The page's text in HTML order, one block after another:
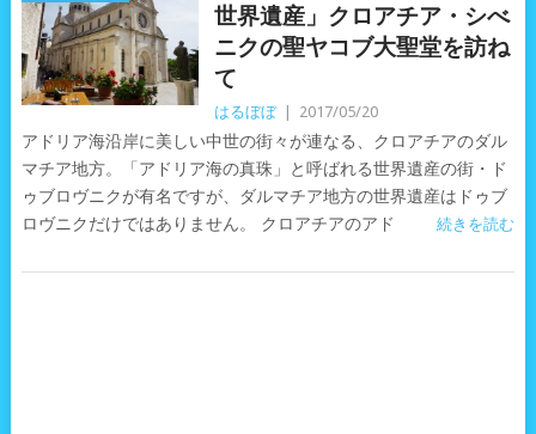
世界遺産」クロアチア・シべ
ニクの聖ヤコブ大聖堂を訪ね
て
はるぼぼ 2017/05/20
アドリア海沿岸に美しい中世の街々が連なる、クロアチアのダル
マチア地方。「アドリア海の真珠」と呼ばれる世界遺産の街・ド
ゥブロヴニクが有名ですが、ダルマチア地方の世界遺産はドゥブ
ロヴニクだけではありません。 クロアチアのアド
続きを読む